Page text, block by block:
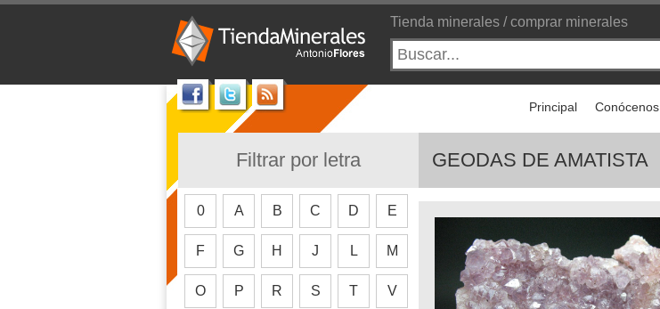
Tienda minerales / comprar minerales
Principal Conócenos
GEODAS DE AMATISTA
Filtrar por letra
0 A B C D E
F G H J L M
O P R S T V